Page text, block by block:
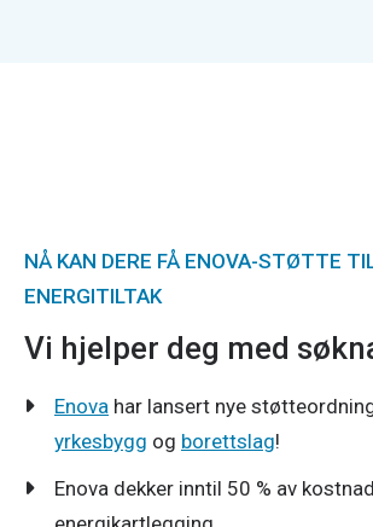
NÅ KAN DERE FÅ ENOVA-STØTTE
ENERGITILTAK
Vi hjelper deg med
Enova har lansert nye
yrkesbygg og borettslag!
Enova dekker inntil 50 % av